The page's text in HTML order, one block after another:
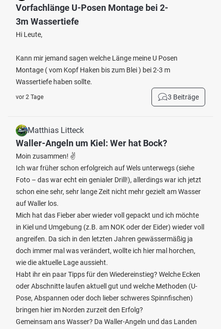
Vorfachlänge U-Posen Montage bei 2-
3m Wassertiefe
Hi Leute,
Kann mir jemand sagen welche Länge meine U Posen
Montage ( vom Kopf Haken bis zum Blei ) bei 2-3 m
Wassertiefe haben sollte.
vor 2 Tage 3 Beiträge
Matthias Litteck
Waller-Angeln um Kiel: Wer hat Bock?
Moin zusammen! ✌️
Ich war früher schon erfolgreich auf Wels unterwegs (siehe
Foto – das war echt ein genialer Drill!), allerdings war ich jetzt
schon eine sehr, sehr lange Zeit nicht mehr gezielt am Wasser
auf Waller los.
Mich hat das Fieber aber wieder voll gepackt und ich möchte
in Kiel und Umgebung (z.B. am NOK oder der Eider) wieder voll
angreifen. Da sich in den letzten Jahren gewässermäßig ja
doch immer mal was verändert, wollte ich hier mal horchen,
wie die aktuelle Lage aussieht.
Habt ihr ein paar Tipps für den Wiedereinstieg? Welche Ecken
oder Abschnitte laufen aktuell gut und welche Methoden (U-
Pose, Abspannen oder doch lieber schweres Spinnfischen)
bringen hier im Norden zurzeit den Erfolg?
Gemeinsam ans Wasser? Da Waller-Angeln und das Landen